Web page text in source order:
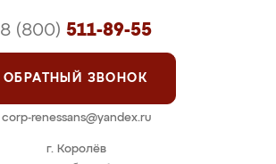
г. Королёв
8 (800) 511-89-55
ОБРАТНЫЙ ЗВОНОК
corp-renessans@yandex.ru